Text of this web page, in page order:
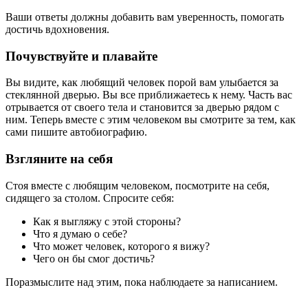
Ваши ответы должны добавить вам уверенность, помогать
достичь вдохновения.
Почувствуйте и плавайте
Вы видите, как любящий человек порой вам улыбается за
стеклянной дверью. Вы все приближаетесь к нему. Часть вас
отрывается от своего тела и становится за дверью рядом с
ним. Теперь вместе с этим человеком вы смотрите за тем, как
сами пишите автобиографию.
Взгляните на себя
Стоя вместе с любящим человеком, посмотрите на себя,
сидящего за столом. Спросите себя:
Как я выгляжу с этой стороны?
Что я думаю о себе?
Что может человек, которого я вижу?
Чего он бы смог достичь?
Поразмыслите над этим, пока наблюдаете за написанием.